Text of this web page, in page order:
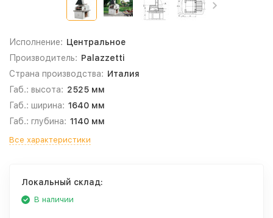
Исполнение: Центральное
Производитель: Palazzetti
Страна производства: Италия
Габ.: высота: 2525 мм
Габ.: ширина: 1640 мм
Габ.: глубина: 1140 мм
Все характеристики
Локальный склад:
В наличии